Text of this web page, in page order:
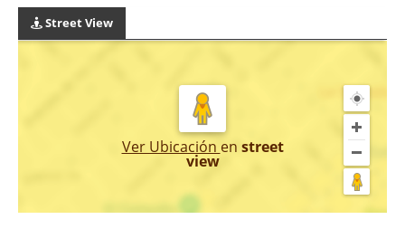
Street View
Ver Ubicación en street
view